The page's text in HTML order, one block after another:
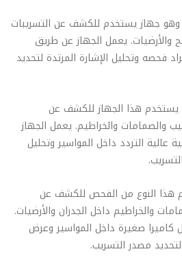
وهو جهاز يستخدم للكشف عن التسريبات
والأرضيات. يعمل الجهاز عن طريق
فحصه وتحليل الإشارة المرتدة لتحديد
يستخدم هذا الجهاز للكشف عن
والصمامات والخراطيم. يعمل الجهاز
التردد داخل المواسير وتحليل
هذا النوع من الفحص للكشف عن
والخراطيم داخل الجدران والأرضيات.
صغيرة داخل المواسير وعرض
مصدر التسريب.